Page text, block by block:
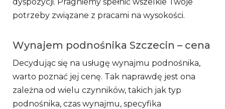
potrzeby związane z pracami na wysokości.
Wynajem podnośnika Szczecin – cena
Decydując się na usługę wynajmu podnośnika,
warto poznać jej cenę. Tak naprawdę jest ona
zależna od wielu czynników, takich jak typ
podnośnika, czas wynajmu, specyfika